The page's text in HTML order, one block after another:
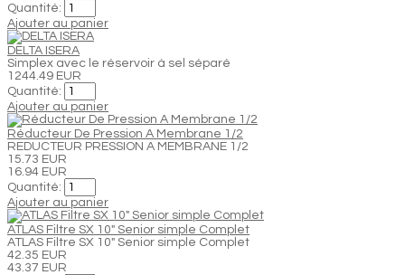
Quantité:
Ajouter au panier
DELTA ISERA
Simplex avec le réservoir à sel séparé
1244.49 EUR
Quantité:
Ajouter au panier
Réducteur De Pression A Membrane 1/2
REDUCTEUR PRESSION A MEMBRANE 1/2
15.73 EUR
16.94 EUR
Quantité:
Ajouter au panier
ATLAS Filtre SX 10" Senior simple Complet
ATLAS Filtre SX 10" Senior simple Complet
42.35 EUR
43.37 EUR